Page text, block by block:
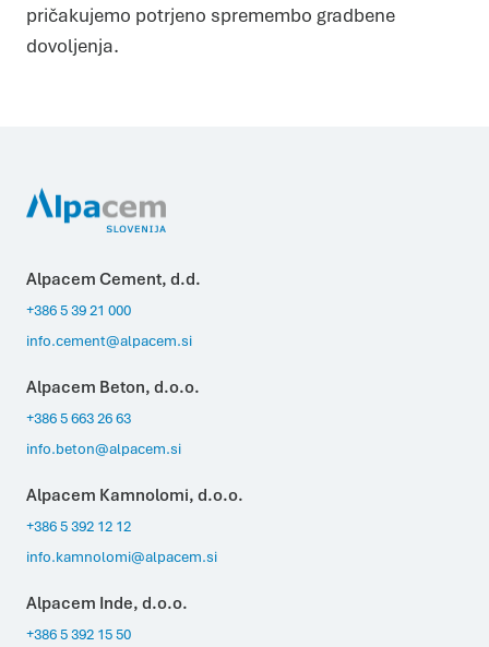
pričakujemo potrjeno spremembo gradbene
dovoljenja.
Alpacem Cement, d.d.
+386 5 39 21 000
info.cement@alpacem.si
Alpacem Beton, d.o.o.
+386 5 663 26 63
info.beton@alpacem.si
Alpacem Kamnolomi, d.o.o.
+386 5 392 12 12
info.kamnolomi@alpacem.si
Alpacem Inde, d.o.o.
+386 5 392 15 50